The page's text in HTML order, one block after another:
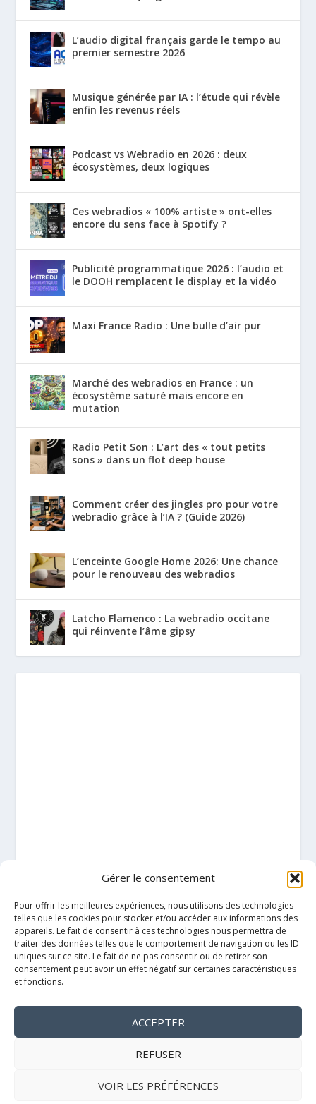
Gérer le consentement
Pour offrir les meilleures expériences, nous utilisons des technologies
telles que les cookies pour stocker et/ou accéder aux informations des
appareils. Le fait de consentir à ces technologies nous permettra de
traiter des données telles que le comportement de navigation ou les ID
uniques sur ce site. Le fait de ne pas consentir ou de retirer son
consentement peut avoir un effet négatif sur certaines caractéristiques
et fonctions.
ACCEPTER
REFUSER
VOIR LES PRÉFÉRENCES
L’audio digital français garde le tempo au
premier semestre 2026
Musique générée par IA : l’étude qui révèle
enfin les revenus réels
Podcast vs Webradio en 2026 : deux
écosystèmes, deux logiques
Ces webradios « 100% artiste » ont-elles
encore du sens face à Spotify ?
Publicité programmatique 2026 : l’audio et
le DOOH remplacent le display et la vidéo
Maxi France Radio : Une bulle d’air pur
Marché des webradios en France : un
écosystème saturé mais encore en
mutation
Radio Petit Son : L’art des « tout petits
sons » dans un flot deep house
Comment créer des jingles pro pour votre
webradio grâce à l’IA ? (Guide 2026)
L’enceinte Google Home 2026: Une chance
pour le renouveau des webradios
Latcho Flamenco : La webradio occitane
qui réinvente l’âme gipsy
Mentions légales
Politique de cookies